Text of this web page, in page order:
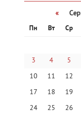
«
Пн
Вт Ср
3
4 5
10
11 12
17
18 19
24
25 26